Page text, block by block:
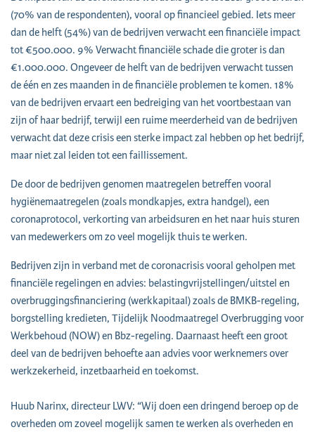
(70% van de respondenten), vooral op financieel gebied. Iets meer
dan de helft (54%) van de bedrijven verwacht een financiële impact
tot €500.000. 9% Verwacht financiële schade die groter is dan
€1.000.000. Ongeveer de helft van de bedrijven verwacht tussen
de één en zes maanden in de financiële problemen te komen. 18%
van de bedrijven ervaart een bedreiging van het voortbestaan van
zijn of haar bedrijf, terwijl een ruime meerderheid van de bedrijven
verwacht dat deze crisis een sterke impact zal hebben op het bedrijf,
maar niet zal leiden tot een faillissement.
De door de bedrijven genomen maatregelen betreffen vooral
hygiënemaatregelen (zoals mondkapjes, extra handgel), een
coronaprotocol, verkorting van arbeidsuren en het naar huis sturen
van medewerkers om zo veel mogelijk thuis te werken.
Bedrijven zijn in verband met de coronacrisis vooral geholpen met
financiële regelingen en advies: belastingvrijstellingen/uitstel en
overbruggingsfinanciering (werkkapitaal) zoals de BMKB-regeling,
borgstelling kredieten, Tijdelijk Noodmaatregel Overbrugging voor
Werkbehoud (NOW) en Bbz-regeling. Daarnaast heeft een groot
deel van de bedrijven behoefte aan advies voor werknemers over
werkzekerheid, inzetbaarheid en toekomst.
Huub Narinx, directeur LWV: “Wij doen een dringend beroep op de
overheden om zoveel mogelijk samen te werken als overheden en